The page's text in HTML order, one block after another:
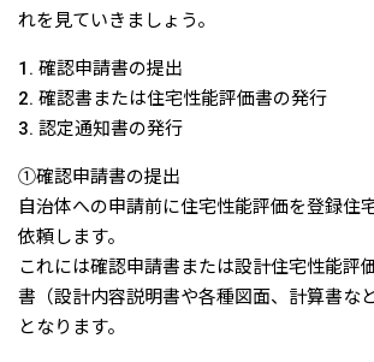
れを見ていきましょう。
1. 確認申請書の提出
2. 確認書または住宅性能評価書の発行
3. 認定通知書の発行
①確認申請書の提出
自治体への申請前に住宅性能評価を登録住
依頼します。
これには確認申請書または設計住宅性能評
書（設計内容説明書や各種図面、計算書な
となります。